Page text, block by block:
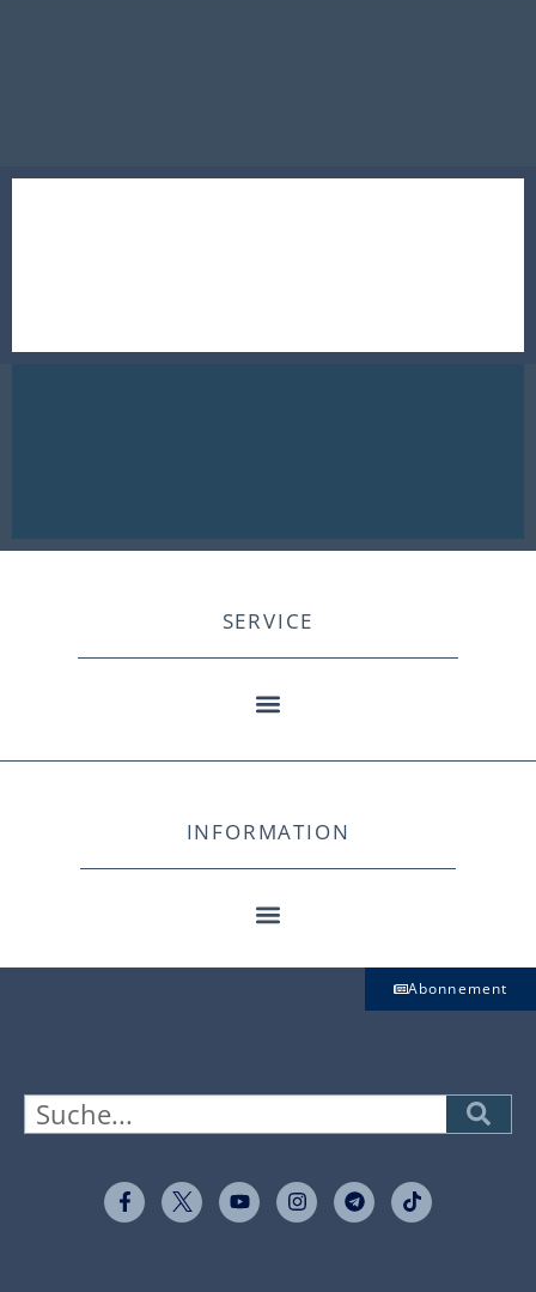
SERVICE
INFORMATION
Abonnement